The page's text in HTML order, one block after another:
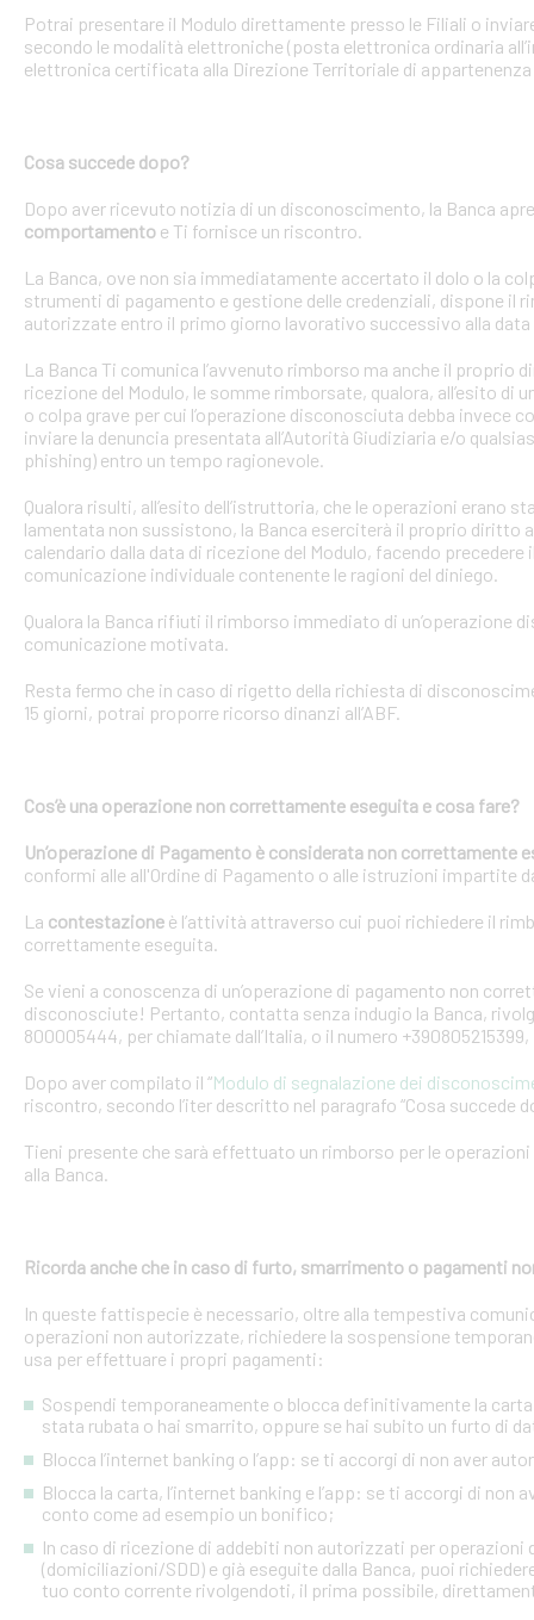
Potrai presentare il Modulo direttamente presso le Filiali o
secondo le modalità elettroniche (posta elettronica ordinaria
elettronica certificata alla Direzione Territoriale di
Cosa succede dopo?
Dopo aver ricevuto notizia di un disconoscimento, la Banca
comportamento e Ti fornisce un riscontro.
La Banca, ove non sia immediatamente accertato il dolo o la
strumenti di pagamento e gestione delle credenziali, dispone il
autorizzate entro il primo giorno lavorativo successivo alla data
La Banca Ti comunica l’avvenuto rimborso ma anche il proprio
ricezione del Modulo, le somme rimborsate, qualora, all’esito
o colpa grave per cui l’operazione disconosciuta debba invece
inviare la denuncia presentata all’Autorità Giudiziaria e/o
phishing) entro un tempo ragionevole.
Qualora risulti, all’esito dell’istruttoria, che le operazioni erano
lamentata non sussistono, la Banca eserciterà il proprio diritto
calendario dalla data di ricezione del Modulo, facendo
comunicazione individuale contenente le ragioni del diniego.
Qualora la Banca rifiuti il rimborso immediato di un’operazione
comunicazione motivata.
Resta fermo che in caso di rigetto della richiesta di
15 giorni, potrai proporre ricorso dinanzi all’ABF.
Cos’è una operazione non correttamente eseguita e cosa fare?
Un’operazione di Pagamento è considerata non correttamente
conformi alle all'Ordine di Pagamento o alle istruzioni impartite
La contestazione è l’attività attraverso cui puoi richiedere il
correttamente eseguita.
Se vieni a conoscenza di un’operazione di pagamento non
disconosciute! Pertanto, contatta senza indugio la Banca,
800005444, per chiamate dall’Italia, o il numero
Dopo aver compilato il “Modulo di segnalazione dei
riscontro, secondo l’iter descritto nel paragrafo “Cosa succede
Tieni presente che sarà effettuato un rimborso per le
alla Banca.
Ricorda anche che in caso di furto, smarrimento o pagamenti
In queste fattispecie è necessario, oltre alla tempestiva
operazioni non autorizzate, richiedere la sospensione
usa per effettuare i propri pagamenti:
Sospendi temporaneamente o blocca definitivamente la
stata rubata o hai smarrito, oppure se hai subito un furto di
Blocca l’internet banking o l’app: se ti accorgi di non aver
Blocca la carta, l’internet banking e l’app: se ti accorgi di
conto come ad esempio un bonifico;
In caso di ricezione di addebiti non autorizzati per
(domiciliazioni/SDD) e già eseguite dalla Banca, puoi
tuo conto corrente rivolgendoti, il prima possibile,